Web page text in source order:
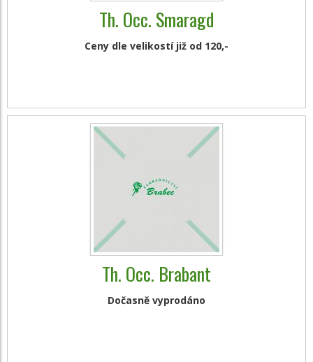
Th. Occ. Smaragd
Ceny dle velikostí již od 120,-
Th. Occ. Brabant
Dočasně vyprodáno